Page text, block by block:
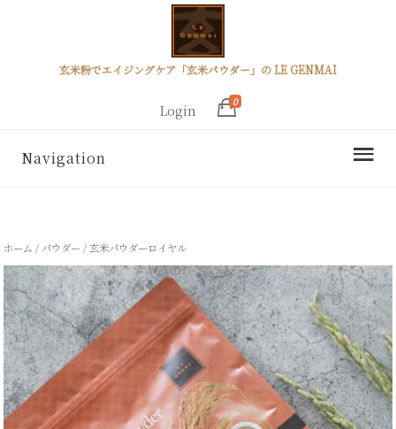
玄米粉でエイジングケア「玄米パウダー」の LE GENMAI
Login
0
Navigation
ホーム / パウダー / 玄米パウダーロイヤル